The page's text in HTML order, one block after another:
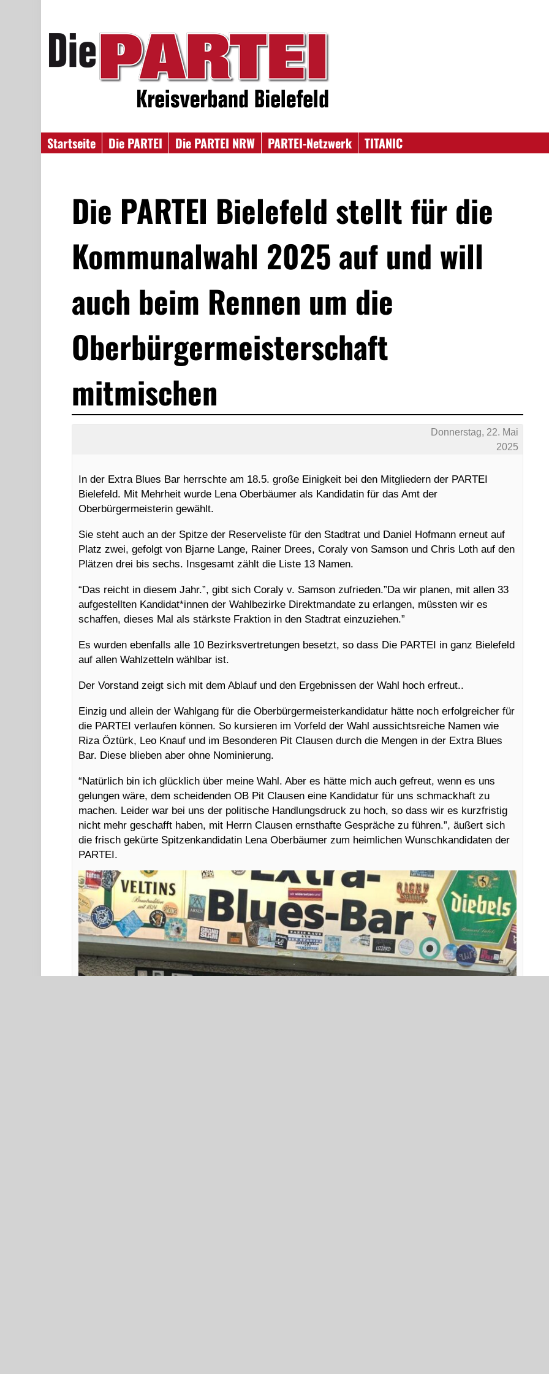
Startseite Die PARTEI Die PARTEI NRW PARTEI-Netzwerk
TITANIC
Die PARTEI Bielefeld stellt für die
Kommunalwahl 2025 auf und will
auch beim Rennen um die
Oberbürgermeisterschaft
mitmischen
Donnerstag, 22. Mai
2025
In der Extra Blues Bar herrschte am 18.5. große Einigkeit bei den Mitgliedern der PARTEI
Bielefeld. Mit Mehrheit wurde Lena Oberbäumer als Kandidatin für das Amt der
Oberbürgermeisterin gewählt.
Sie steht auch an der Spitze der Reserveliste für den Stadtrat und Daniel Hofmann erneut auf
Platz zwei, gefolgt von Bjarne Lange, Rainer Drees, Coraly von Samson und Chris Loth auf den
Plätzen drei bis sechs. Insgesamt zählt die Liste 13 Namen.
“Das reicht in diesem Jahr.”, gibt sich Coraly v. Samson zufrieden.”Da wir planen, mit allen 33
aufgestellten Kandidat*innen der Wahlbezirke Direktmandate zu erlangen, müssten wir es
schaffen, dieses Mal als stärkste Fraktion in den Stadtrat einzuziehen.”
Es wurden ebenfalls alle 10 Bezirksvertretungen besetzt, so dass Die PARTEI in ganz Bielefeld
auf allen Wahlzetteln wählbar ist.
Der Vorstand zeigt sich mit dem Ablauf und den Ergebnissen der Wahl hoch erfreut..
Einzig und allein der Wahlgang für die Oberbürgermeisterkandidatur hätte noch erfolgreicher für
die PARTEI verlaufen können. So kursieren im Vorfeld der Wahl aussichtsreiche Namen wie
Riza Öztürk, Leo Knauf und im Besonderen Pit Clausen durch die Mengen in der Extra Blues
Bar. Diese blieben aber ohne Nominierung.
“Natürlich bin ich glücklich über meine Wahl. Aber es hätte mich auch gefreut, wenn es uns
gelungen wäre, dem scheidenden OB Pit Clausen eine Kandidatur für uns schmackhaft zu
machen. Leider war bei uns der politische Handlungsdruck zu hoch, so dass wir es kurzfristig
nicht mehr geschafft haben, mit Herrn Clausen ernsthafte Gespräche zu führen.”, äußert sich
die frisch gekürte Spitzenkandidatin Lena Oberbäumer zum heimlichen Wunschkandidaten der
PARTEI.